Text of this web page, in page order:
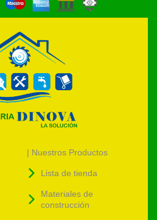
| Nuestros Productos
Lista de tienda
Materiales de
construcción